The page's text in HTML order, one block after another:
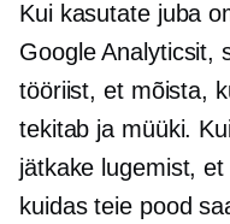
Kui kasutate juba
Google Analyticsit,
tööriist, et mõista,
tekitab ja müüki.
jätkake lugemist,
kuidas teie pood